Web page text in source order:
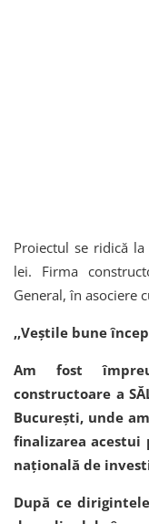
Proiectul se ridică
lei. Firma
General, în asociere
,,Veștile bune
Am fost
constructoare a
București, unde
finalizarea
națională de
După ce